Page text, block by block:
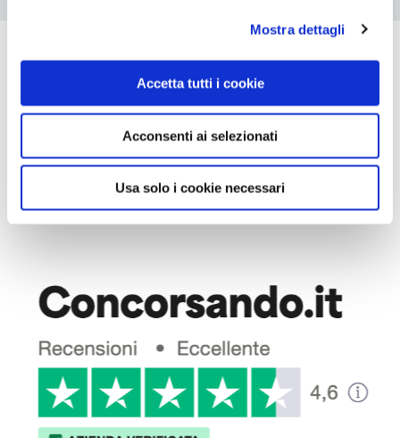
Mostra dettagli
Accetta tutti i cookie
Acconsenti ai selezionati
Usa solo i cookie necessari
PAROLA AI NOSTRI
STUDENTI
Fidati delle opinioni di chi ha già
provato Academy